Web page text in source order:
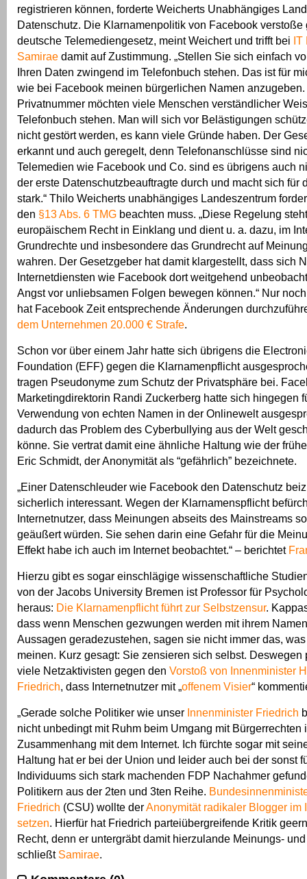
registrieren können, forderte Weicherts Unabhängiges
Datenschutz. Die Klarnamenpolitik von Facebook verstoße
deutsche Telemediengesetz, meint Weichert und trifft bei IT
Samirae damit auf Zustimmung. „Stellen Sie sich einfach
Ihren Daten zwingend im Telefonbuch stehen. Das ist für
wie bei Facebook meinen bürgerlichen Namen anzugeben.
Privatnummer möchten viele Menschen verständlicher
Telefonbuch stehen. Man will sich vor Belästigungen
nicht gestört werden, es kann viele Gründe haben. Der
erkannt und auch geregelt, denn Telefonanschlüsse sind
Telemedien wie Facebook und Co. sind es übrigens auch
der erste Datenschutzbeauftragte durch und macht sich für
stark.“ Thilo Weicherts unabhängiges Landeszentrum
den §13 Abs. 6 TMG beachten muss. „Diese Regelung
europäischem Recht in Einklang und dient u. a. dazu, im
Grundrechte und insbesondere das Grundrecht auf
wahren. Der Gesetzgeber hat damit klargestellt, dass sich
Internetdiensten wie Facebook dort weitgehend
Angst vor unliebsamen Folgen bewegen können.“ Nur
hat Facebook Zeit entsprechende Änderungen
dem Unternehmen 20.000 € Strafe.
Schon vor über einem Jahr hatte sich übrigens die
Foundation (EFF) gegen die Klarnamenpflicht
tragen Pseudonyme zum Schutz der Privatsphäre bei.
Marketingdirektorin Randi Zuckerberg hatte sich hingegen
Verwendung von echten Namen in der Onlinewelt
dadurch das Problem des Cyberbullying aus der Welt
könne. Sie vertrat damit eine ähnliche Haltung wie der
Eric Schmidt, der Anonymität als “gefährlich” bezeichnete.
„Einer Datenschleuder wie Facebook den Datenschutz
sicherlich interessant. Wegen der Klarnamenspflicht
Internetnutzer, dass Meinungen abseits des Mainstreams
geäußert würden. Sie sehen darin eine Gefahr für die
Effekt habe ich auch im Internet beobachtet.“ – berichtet
Hierzu gibt es sogar einschlägige wissenschaftliche
von der Jacobs University Bremen ist Professor für
heraus: Die Klarnamenpflicht führt zur Selbstzensur.
dass wenn Menschen gezwungen werden mit ihrem
Aussagen geradezustehen, sagen sie nicht immer das,
meinen. Kurz gesagt: Sie zensieren sich selbst. Deswegen
viele Netzaktivisten gegen den Vorstoß von Innenminister
Friedrich, dass Internetnutzer mit „offenem Visier“
„Gerade solche Politiker wie unser Innenminister Friedrich
nicht unbedingt mit Ruhm beim Umgang mit Bürgerrechten
Zusammenhang mit dem Internet. Ich fürchte sogar mit
Haltung hat er bei der Union und leider auch bei der sonst
Individuums sich stark machenden FDP Nachahmer
Politikern aus der 2ten und 3ten Reihe.
Friedrich (CSU) wollte derAnonymität radikaler Blogger im
setzen. Hierfür hat Friedrich parteiübergreifende Kritik
Recht, denn er untergräbt damit hierzulande Meinungs-
schließt Samirae.